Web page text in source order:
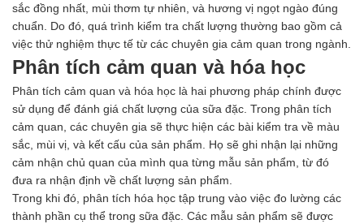
sắc đồng nhất, mùi thơm tự nhiên, và hương vị ngọt ngào đúng
chuẩn. Do đó, quá trình kiểm tra chất lượng thường bao gồm cả
việc thử nghiệm thực tế từ các chuyên gia cảm quan trong ngành.
Phân tích cảm quan và hóa học
Phân tích cảm quan và hóa học là hai phương pháp chính được
sử dụng để đánh giá chất lượng của sữa đặc. Trong phân tích
cảm quan, các chuyên gia sẽ thực hiện các bài kiểm tra về màu
sắc, mùi vị, và kết cấu của sản phẩm. Họ sẽ ghi nhận lại những
cảm nhận chủ quan của mình qua từng mẫu sản phẩm, từ đó
đưa ra nhận định về chất lượng sản phẩm.
Trong khi đó, phân tích hóa học tập trung vào việc đo lường các
thành phần cụ thể trong sữa đặc. Các mẫu sản phẩm sẽ được